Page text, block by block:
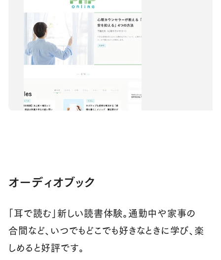
オーディオブック
「耳で読む」新しい読書体験。通勤中や家事の
合間など、いつでもどこでも好きなときに学び、楽
しめると好評です。